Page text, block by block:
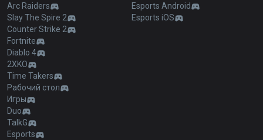
Arc Raiders
Slay The Spire 2
Counter Strike 2
Fortnite
Diablo 4
2XKO
Time Takers
Рабочий стол
Игры
Duo
TalkG
Esports
Esports Android
Esports iOS